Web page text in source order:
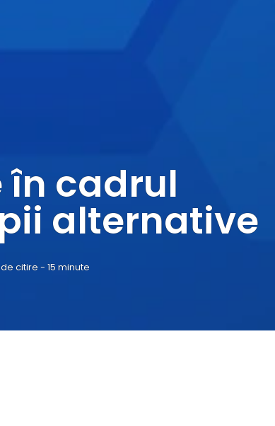
cadrul
alternative
citire - 15 minute